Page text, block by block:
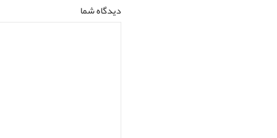
دیدگاه شما